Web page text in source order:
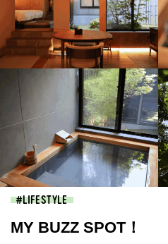
LIFESTYLE
MY BUZZ SPOT！